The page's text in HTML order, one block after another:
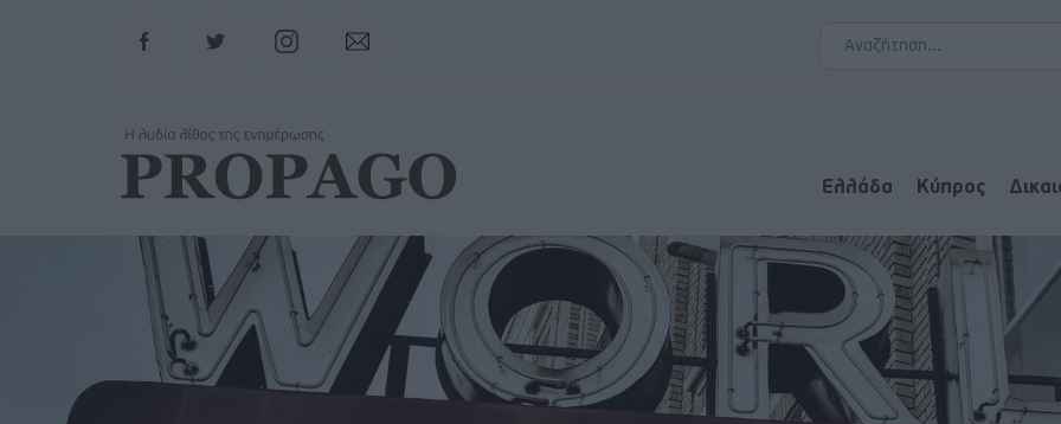
FacebookTwitter InstagramContact
Ελλάδα Κύπρος